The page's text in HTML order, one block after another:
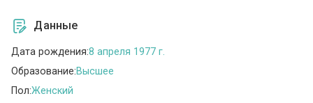
Данные
Дата рождения:8 апреля 1977 г.
Образование:Высшее
Пол:Женский